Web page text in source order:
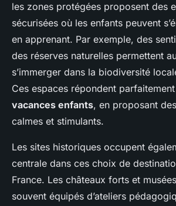
les zones protégées proposent des
sécurisées où les enfants peuvent
en apprenant. Par exemple, des
des réserves naturelles permettent
s’immerger dans la biodiversité
Ces espaces répondent
vacances enfants, en proposant
calmes et stimulants.
Les sites historiques occupent
centrale dans ces choix de
France. Les châteaux forts et
souvent équipés d’ateliers